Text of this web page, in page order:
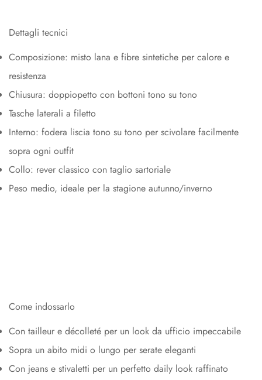
Dettagli tecnici
Composizione: misto lana e fibre sintetiche per calore e
resistenza
Chiusura: doppiopetto con bottoni tono su tono
Tasche laterali a filetto
Interno: fodera liscia tono su tono per scivolare facilmente
sopra ogni outfit
Collo: rever classico con taglio sartoriale
Peso medio, ideale per la stagione autunno/inverno
Come indossarlo
Con tailleur e décolleté per un look da ufficio impeccabile
Sopra un abito midi o lungo per serate eleganti
Con jeans e stivaletti per un perfetto daily look raffinato